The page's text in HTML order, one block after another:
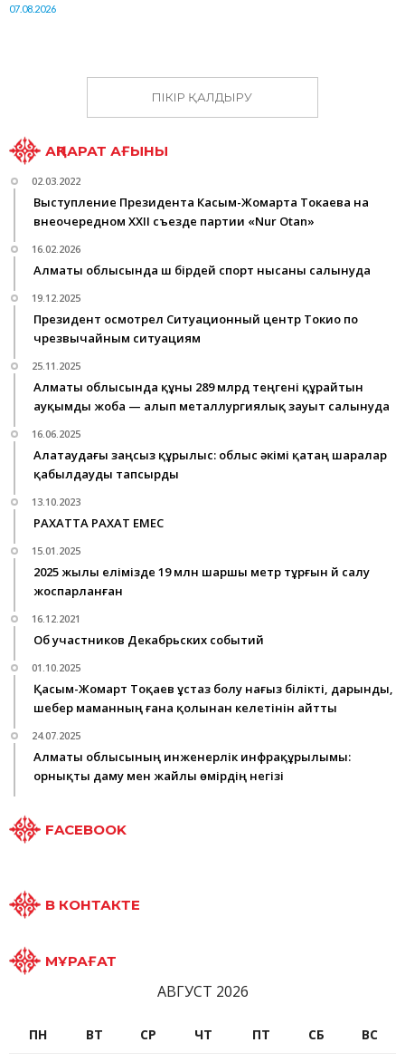
07.08.2026
ПІКІР ҚАЛДЫРУ
АҚПАРАТ АҒЫНЫ
02.03.2022
Выступление Президента Касым-Жомарта Токаева на
внеочередном ХХІІ съезде партии «Nur Otan»
16.02.2026
Алматы облысында үш бірдей спорт нысаны салынуда
19.12.2025
Президент осмотрел Ситуационный центр Токио по
чрезвычайным ситуациям
25.11.2025
Алматы облысында құны 289 млрд теңгені құрайтын
ауқымды жоба — алып металлургиялық зауыт салынуда
16.06.2025
Алатаудағы заңсыз құрылыс: облыс әкімі қатаң шаралар
қабылдауды тапсырды
13.10.2023
РАХАТТА РАХАТ ЕМЕС
15.01.2025
2025 жылы елімізде 19 млн шаршы метр тұрғын үй салу
жоспарланған
16.12.2021
Об участников Декабрьских событий
01.10.2025
Қасым-Жомарт Тоқаев ұстаз болу нағыз білікті, дарынды,
шебер маманның ғана қолынан келетінін айтты
24.07.2025
Алматы облысының инженерлік инфрақұрылымы:
орнықты даму мен жайлы өмірдің негізі
FACEBOOK
В КОНТАКТЕ
МҰРАҒАТ
АВГУСТ 2026
ПН ВТ СР ЧТ ПТ СБ ВС